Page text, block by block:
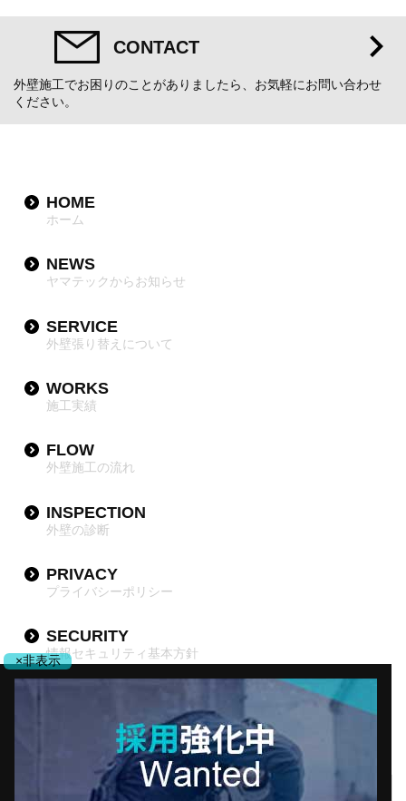
×非表示
CONTACT
外壁施工でお困りのことがありましたら、お気軽にお問い合わせ
ください。
HOME
ホーム
NEWS
ヤマテックからお知らせ
SERVICE
外壁張り替えについて
WORKS
施工実績
FLOW
外壁施工の流れ
INSPECTION
外壁の診断
PRIVACY
プライバシーポリシー
SECURITY
情報セキュリティ基本方針
採用について 会社案内